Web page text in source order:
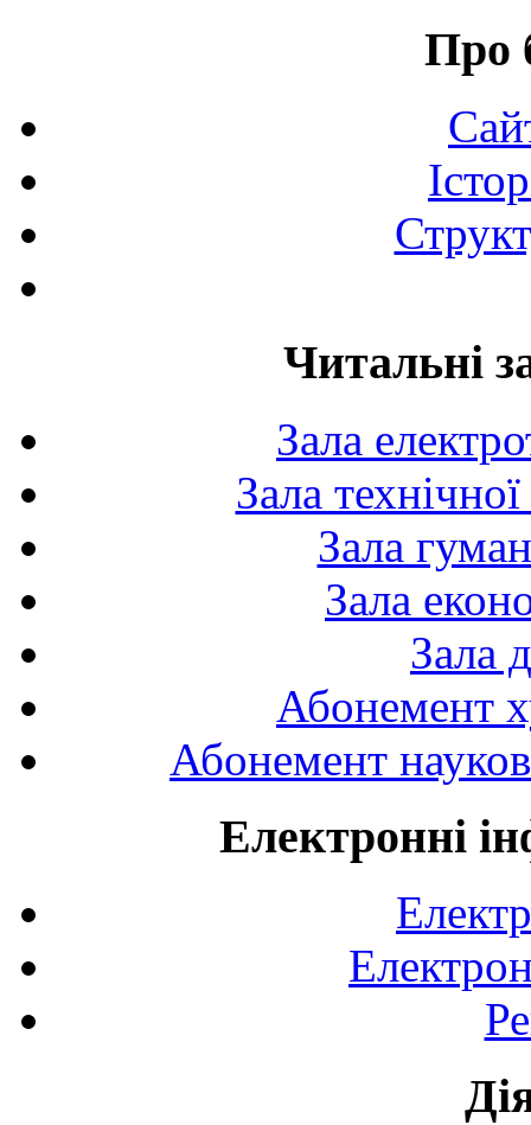
Про
Читальні
Зала
Зала
Зала
Зала
Зала
Абонемент
Абонемент
Електронні